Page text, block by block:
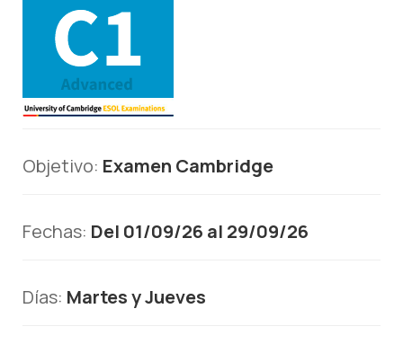
Objetivo: Examen Cambridge
Fechas: Del 01/09/26 al 29/09/26
Días: Martes y Jueves